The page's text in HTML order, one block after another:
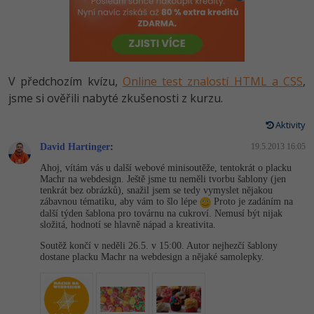
HTML5, CSS3, Bootstrap, SEO
SQL a databáze
Testování a verzování
Spring
ASP.NET MVC
Django
Best practices
JavaScript
Python
MySQL/MariaDB
MS-SQL
SQLite
Vývojář mobilních aplikací
Specialista na AI a bigdata
C# Game developer
Webdesigner
Tester
Systémový administrátor
Grafik / UX/UI návrhář
3D grafik
Databázový analytik
Python -80%
JavaScript -80%
PHP
-80%
Swift
Kotlin -80%
C -80%
VB.NET
SQL
Návrh SW -80%
Digitální gramotnost
Marketing -30%
WordPress
-30%
UX
Business
Kryptoměny -25%
Copywriting -30%
MS Office
Photoshop -80%
Adobe Illustrator -80%
Adobe Lightroom -30%
Adobe InDesign
Adobe After Effects
Blender -80%
Inkscape
Fotografování
V předchozím kvízu, Online test znalostí HTML a CSS,
jsme si ověřili nabyté zkušenosti z kurzu.
Aktivity
David Hartinger: 19.5.2013 16:05
Ahoj, vítám vás u další webové minisoutěže, tentokrát o placku
Machr na webdesign. Ještě jsme tu neměli tvorbu šablony (jen
tenkrát bez obrázků), snažil jsem se tedy vymyslet nějakou
zábavnou tématiku, aby vám to šlo lépe
Proto je zadáním na
další týden šablona pro továrnu na cukroví. Nemusí být nijak
složitá, hodnotí se hlavně nápad a kreativita.
Soutěž končí v neděli 26.5. v 15:00. Autor nejhezčí šablony
dostane placku Machr na webdesign a nějaké samolepky.